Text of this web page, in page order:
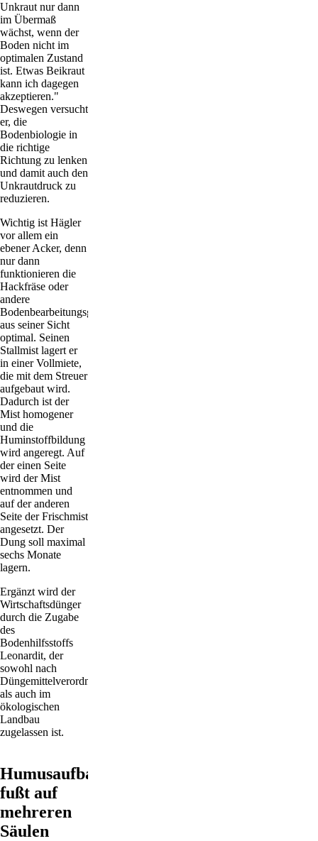
Unkraut nur dann
im Übermaß
wächst, wenn der
Boden nicht im
optimalen Zustand
ist. Etwas Beikraut
kann ich dagegen
akzeptieren."
Deswegen versucht
er, die
Bodenbiologie in
die richtige
Richtung zu lenken
und damit auch den
Unkrautdruck zu
reduzieren.
Wichtig ist Hägler
vor allem ein
ebener Acker, denn
nur dann
funktionieren die
Hackfräse oder
andere
Bodenbearbeitungsgeräte
aus seiner Sicht
optimal. Seinen
Stallmist lagert er
in einer Vollmiete,
die mit dem Streuer
aufgebaut wird.
Dadurch ist der
Mist homogener
und die
Huminstoffbildung
wird angeregt. Auf
der einen Seite
wird der Mist
entnommen und
auf der anderen
Seite der Frischmist
angesetzt. Der
Dung soll maximal
sechs Monate
lagern.
Ergänzt wird der
Wirtschaftsdünger
durch die Zugabe
des
Bodenhilfsstoffs
Leonardit, der
sowohl nach
Düngemittelverordnung
als auch im
ökologischen
Landbau
zugelassen ist.
Humusaufbau
fußt auf
mehreren
Säulen